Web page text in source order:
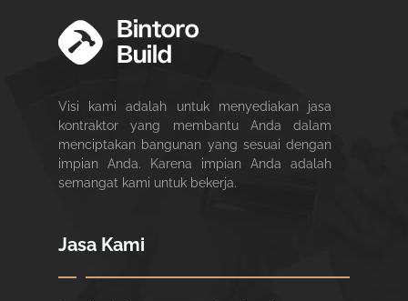
Visi kami adalah untuk menyediakan jasa
kontraktor yang membantu Anda dalam
menciptakan bangunan yang sesuai dengan
impian Anda. Karena impian Anda adalah
semangat kami untuk bekerja.
Jasa Kami